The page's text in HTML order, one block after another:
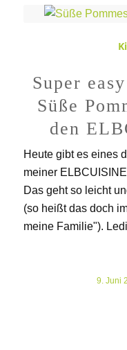
Super
Süße
den
Heute gibt es eines
meiner
Das geht so leicht
(so heißt das doch
meine Familie").
9. Juni
/